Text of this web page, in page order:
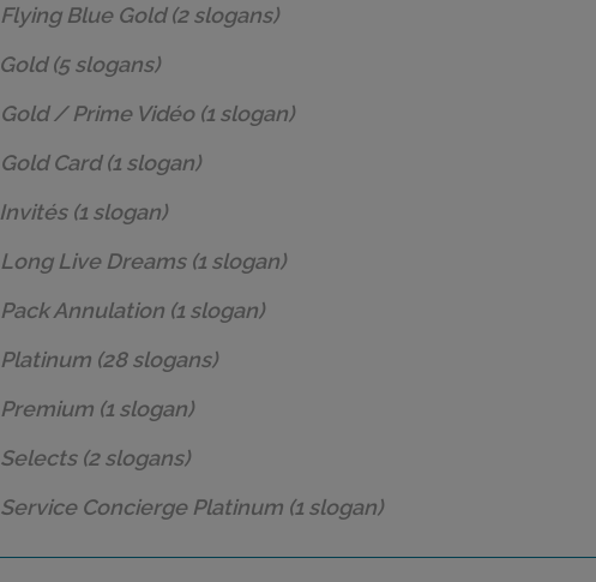
Flying Blue Gold(2 slogans)
Gold(5 slogans)
Gold / Prime Vidéo(1 slogan)
Gold Card(1 slogan)
Invités(1 slogan)
Long Live Dreams(1 slogan)
Pack Annulation(1 slogan)
Platinum(28 slogans)
Premium(1 slogan)
Selects(2 slogans)
Service Concierge Platinum (1 slogan)